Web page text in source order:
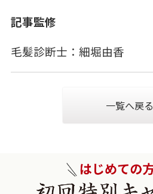
記事監修
毛髪診断士：細堀由香
一覧へ戻る